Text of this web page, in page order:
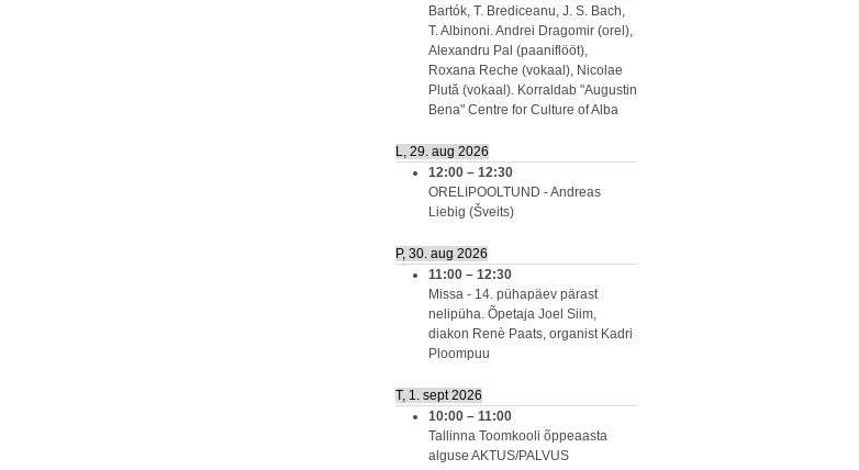
Bartók, T. Brediceanu, J. S. Bach,
T. Albinoni. Andrei Dragomir (orel),
Alexandru Pal (paaniflööt),
Roxana Reche (vokaal), Nicolae
Plută (vokaal). Korraldab "Augustin
Bena" Centre for Culture of Alba
L, 29. aug 2026
12:00 – 12:30
ORELIPOOLTUND - Andreas
Liebig (Šveits)
P, 30. aug 2026
11:00 – 12:30
Missa - 14. pühapäev pärast
nelipüha. Õpetaja Joel Siim,
diakon Renè Paats, organist Kadri
Ploompuu
T, 1. sept 2026
10:00 – 11:00
Tallinna Toomkooli õppeaasta
alguse AKTUS/PALVUS